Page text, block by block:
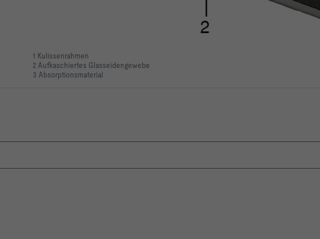
1 Kulissenrahmen
2 Aufkaschiertes Glasseidengewebe
3 Absorptionsmaterial